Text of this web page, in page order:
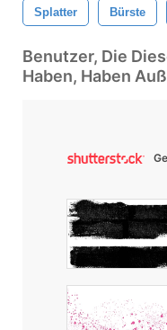
Splatter Bürste
Benutzer, Die
Haben, Haben